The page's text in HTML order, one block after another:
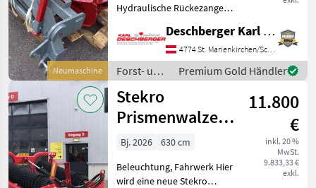
Neumaschine
Hydraulische Rückezange
Öffnungsweite: 1.850 mm,
min. Dm: 75 mm, 2
Stützfüsse, Dreipunkt- und
Euroaufnahme;
Eigengewicht:
Deschberger Karl Landtechnik GesmbH & Co KG
4774 St. Marienkirchen/Schärding
Forst- und
Holztechnik
/ Stekro
Premium Gold Händler
Stekro
Prismenwalze
6,3m
11.800
€
inkl. 20 %
MwSt.
9.833,33 €
exkl.
Bj. 2026
630 cm
Beleuchtung, Fahrwerk Hier
wird eine neue Stekro